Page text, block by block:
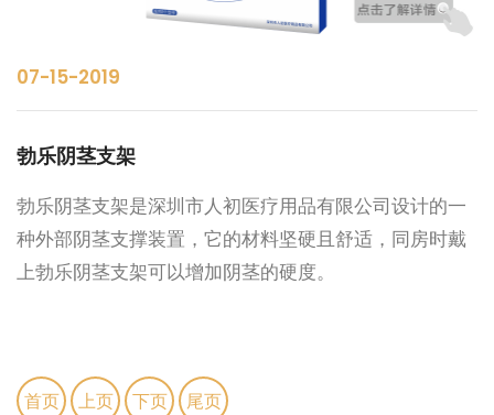
07-15-2019
勃乐阴茎支架
勃乐阴茎支架是深圳市人初医疗用品有限公司设计的一
种外部阴茎支撑装置，它的材料坚硬且舒适，同房时戴
上勃乐阴茎支架可以增加阴茎的硬度。
首页 上页 下页 尾页